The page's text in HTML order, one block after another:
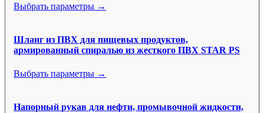
Выбрать параметры →
Шланг из ПВХ для пищевых продуктов,
армированный спиралью из жесткого ПВХ STAR PS
Выбрать параметры →
Напорный рукав для нефти, промывочной жидкости,